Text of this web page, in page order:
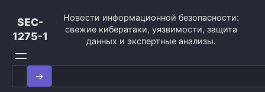
контенту
SEC-
1275-1
Новости информационной безопасности:
свежие кибератаки, уязвимости, защита
данных и экспертные анализы.
Search
for: